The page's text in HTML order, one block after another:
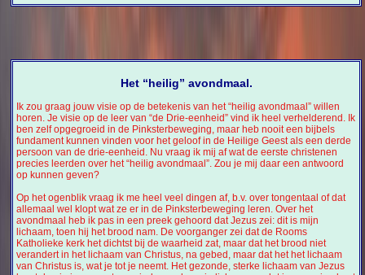
Het “heilig” avondmaal.
Ik zou graag jouw visie op de betekenis van het “heilig avondmaal” willen
horen. Je visie op de leer van “de Drie-eenheid” vind ik heel verhelderend. Ik
ben zelf opgegroeid in de Pinksterbeweging, maar heb nooit een bijbels
fundament kunnen vinden voor het geloof in de Heilige Geest als een derde
persoon van de drie-eenheid. Nu vraag ik mij af wat de eerste christenen
precies leerden over het “heilig avondmaal”. Zou je mij daar een antwoord
op kunnen geven?
Op het ogenblik vraag ik me heel veel dingen af, b.v. over tongentaal of dat
allemaal wel klopt wat ze er in de Pinksterbeweging leren. Over het
avondmaal heb ik pas in een preek gehoord dat Jezus zei: dit is mijn
lichaam, toen hij het brood nam. De voorganger zei dat de Rooms
Katholieke kerk het dichtst bij de waarheid zat, maar dat het brood niet
verandert in het lichaam van Christus, na gebed, maar dat het het lichaam
van Christus is, wat je tot je neemt. Het gezonde, sterke lichaam van Jezus